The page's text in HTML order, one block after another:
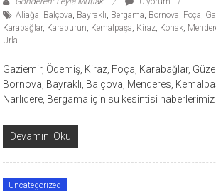
Aliağa, Balçova, Bayraklı, Bergama, Bornova, Foça,
Karabağlar, Karaburun, Kemalpaşa, Kiraz, Konak,
Urla
Gaziemir, Ödemiş, Kiraz, Foça, Karabağlar,
Bornova, Bayraklı, Balçova, Menderes,
Narlıdere, Bergama için su kesintisi haberlerimiz
Devamını Oku
Uncategorized